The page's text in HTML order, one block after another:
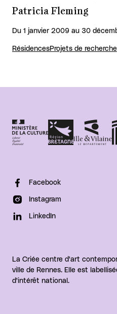
Patricia Fleming
Du 1 janvier 2009 au 30
RésidencesProjets de recherche
Facebook
Instagram
LinkedIn
La Criée centre d'art
ville de Rennes. Elle est
d'intérêt national.